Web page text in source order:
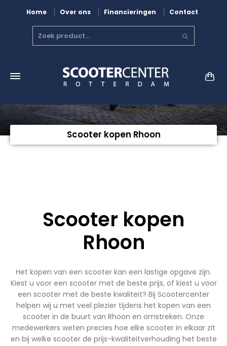
Home Over ons Financieringen Contact
Scooter kopen Rhoon
Scooter kopen
Rhoon
Het kopen van een scooter kan een lastige opgave zijn.
Kiest u voor een scooter met de beste prijs, of kiest u voor
een scooter met de beste kwaliteit? Bij Scootercenter
helpen wij u met veel plezier tijdens het kopen van een
scooter in de buurt van Rhoon en omstreken. Onze
medewerkers weten precies hoe elke scooter in elkaar zit
en bij welke scooter de prijs-kwaliteitverhouding het beste